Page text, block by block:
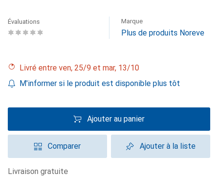
Évaluations Marque
Plus de produits Noreve
Livré entre ven, 25/9 et mar, 13/10
M'informer si le produit est disponible plus tôt
Ajouter au panier
Comparer Ajouter à la liste
livraison gratuite